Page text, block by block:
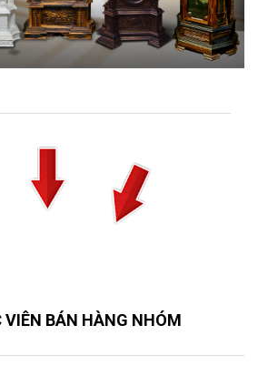
VIÊN BÁN HÀNG NHÓM